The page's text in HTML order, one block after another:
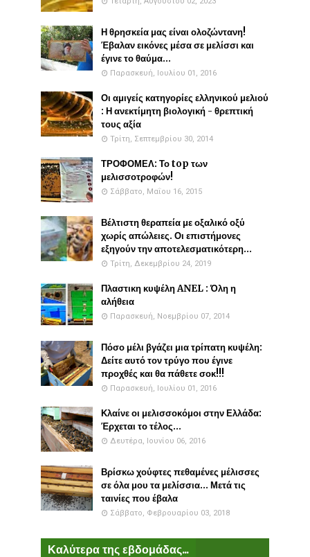
Η θρησκεία μας είναι ολοζώντανη!
Έβαλαν εικόνες μέσα σε μελίσσι και
έγινε το θαύμα...
Παρασκευή, Ιουλίου 01, 2016
Οι αμιγείς κατηγορίες ελληνικού μελιού
: Η ανεκτίμητη βιολογική - θρεπτική
τους αξία
Τρίτη, Σεπτεμβρίου 30, 2014
ΤΡΟΦΟΜΕΛ: Το top των
μελισσοτροφών!
Σάββατο, Μαΐου 16, 2015
Βέλτιστη θεραπεία με οξαλικό οξύ
χωρίς απώλειες. Οι επιστήμονες
εξηγούν την αποτελεσματικότερη...
Τρίτη, Δεκεμβρίου 24, 2019
Πλαστικη κυψέλη ANEL : Όλη η
αλήθεια
Παρασκευή, Νοεμβρίου 07, 2014
Πόσο μέλι βγάζει μια τρίπατη κυψέλη:
Δείτε αυτό τον τρύγο που έγινε
προχθές και θα πάθετε σοκ!!!
Παρασκευή, Ιουλίου 01, 2016
Κλαίνε οι μελισσοκόμοι στην Ελλάδα:
Έρχεται το τέλος...
Δευτέρα, Ιουνίου 06, 2016
Βρίσκω χούφτες πεθαμένες μέλισσες
σε όλα μου τα μελίσσια... Μετά τις
ταινίες που έβαλα
Σάββατο, Φεβρουαρίου 03, 2018
Καλύτερα της εβδομάδας...